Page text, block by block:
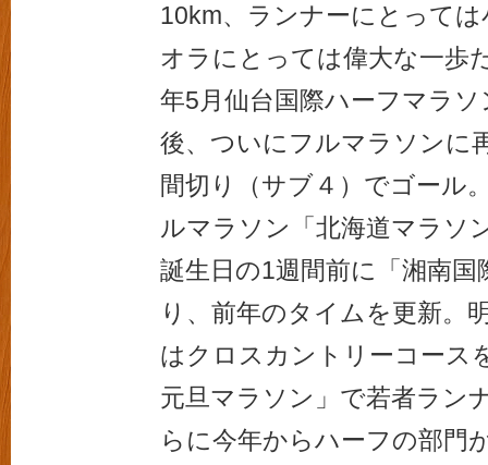
10km、ランナーにとって
オラにとっては偉大な一歩
年5月仙台国際ハーフマラ
後、ついにフルマラソンに
間切り（サブ４）でゴール
ルマラソン「北海道マラソ
誕生日の1週間前に「湘南
り、前年のタイムを更新。
はクロスカントリーコース
元旦マラソン」で若者ラン
らに今年からハーフの部門